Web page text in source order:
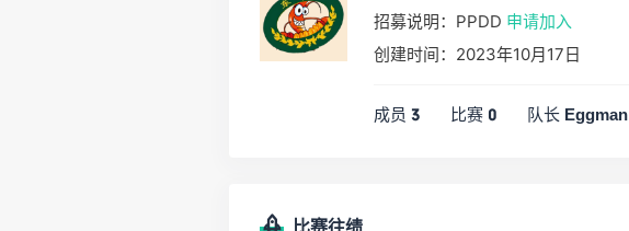
招募说明：PPDD 申请加入
创建时间：2023年10月17日
成员 3 比赛 0 队长 Eggman
比赛往绩